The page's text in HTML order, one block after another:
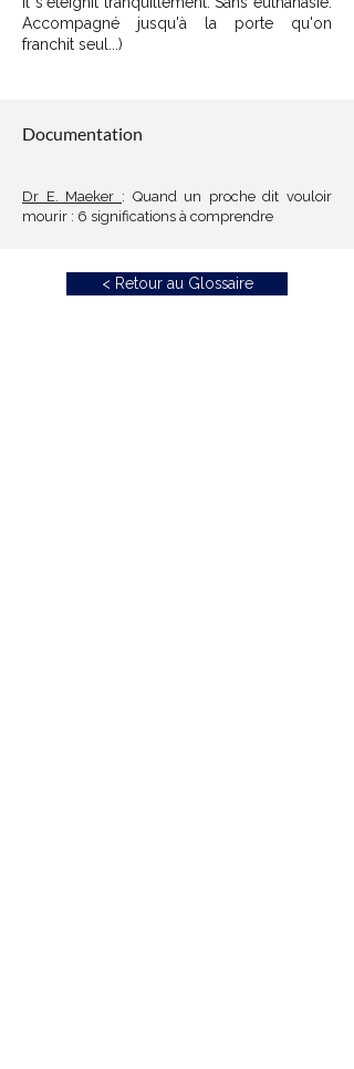
Accompagné jusqu'à la porte qu'on
franchit seul...)
Documentation
Dr E. Maeker : Quand un proche dit vouloir
mourir : 6 significations à comprendre
< Retour au Glossaire